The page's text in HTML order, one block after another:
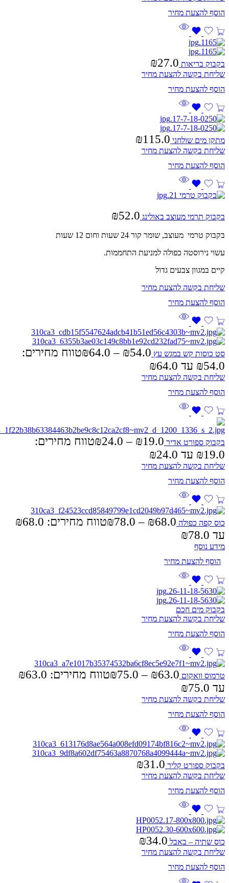
בקבוק בריאות ₪27.0
שליחת בקשה להצעת מחיר
מתקן מים שולחני ₪115.0
שליחת בקשה להצעת מחיר
בקבוק תרמי מעוצב באולינג ₪52.0
בקבוק טרמי מעוצב, שומר קור 24 שעות וחום 12 שעות
עשוי נירוסטה כפולה למניעת התחממות.
קיים במגוון צבעים גדול
שליחת בקשה להצעת מחיר
סט כוסות קש במגש עץ ₪54.0
–
₪64.0
טווח מחירים:
שליחת בקשה להצעת מחיר
בקבוק ספורט אדיר ₪19.0
–
₪24.0
טווח מחירים:
שליחת בקשה להצעת מחיר
כוס קפה כפולה ₪68.0
–
₪78.0
עד ⁦₪78.0⁩
מידע נוסף
בקבוק מים חכם
שליחת בקשה להצעת מחיר
טרמוס וואקום ₪63.0
–
₪75.0
עד ⁦₪75.0⁩
שליחת בקשה להצעת מחיר
בקבוק ספורט קליר ₪31.0
שליחת בקשה להצעת מחיר
כוס שתיה – באבל ₪34.0
שליחת בקשה להצעת מחיר